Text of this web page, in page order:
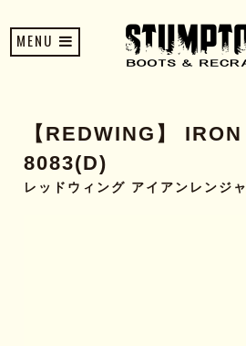
MENU
【REDWING】
8083(D)
レッドウィング アイアンレンジ